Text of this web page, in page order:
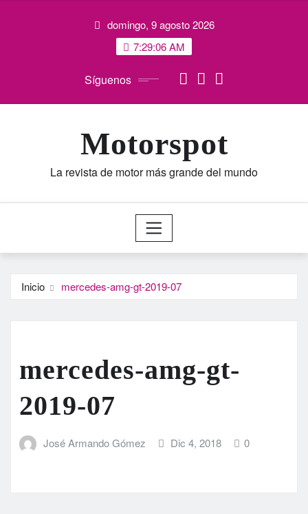
domingo, 9 agosto 2026
7:29:07 AM
Síguenos
Motorspot
La revista de motor más grande del mundo
Inicio mercedes-amg-gt-2019-07
mercedes-amg-gt-
2019-07
José Armando Gómez Dic 4, 2018 0